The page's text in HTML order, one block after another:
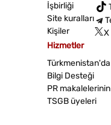
İşbirliği
Site kuralları
Kişiler
X
Hizmetler
Bilgi Desteği
PR
TSGB üyeleri